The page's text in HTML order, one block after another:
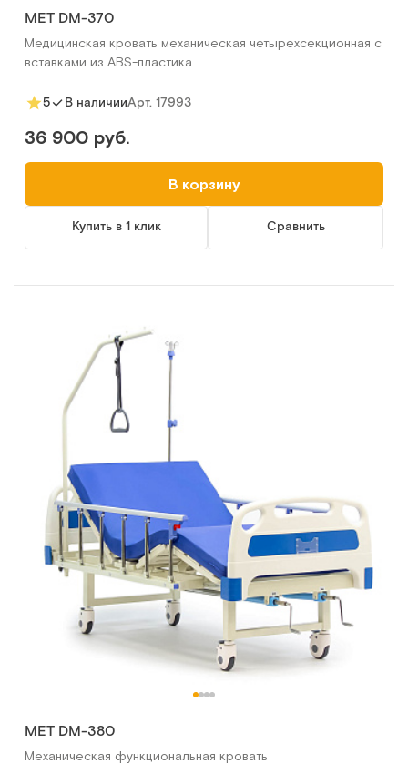
MET DM-370
Медицинская кровать механическая четырехсекционная с
вставками из ABS-пластика
5 В наличииАрт. 17993
36 900 руб.
В корзину
Купить в 1 клик Сравнить
MET DM-380
Механическая функциональная кровать